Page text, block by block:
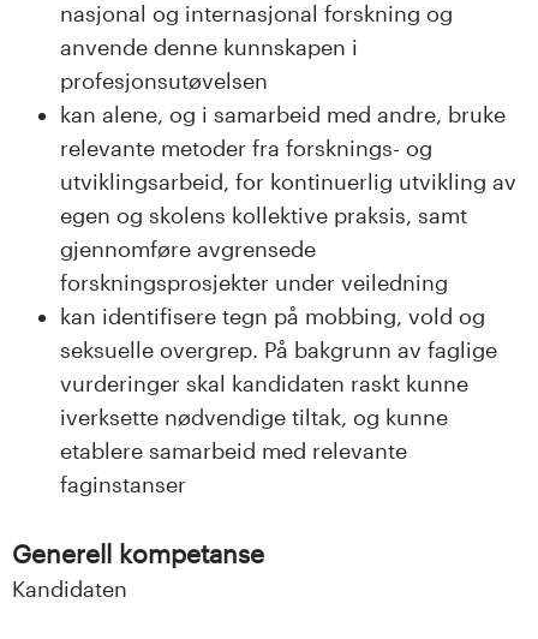
nasjonal og internasjonal forskning og
anvende denne kunnskapen i
profesjonsutøvelsen
kan alene, og i samarbeid med andre, bruke
relevante metoder fra forsknings- og
utviklingsarbeid, for kontinuerlig utvikling av
egen og skolens kollektive praksis, samt
gjennomføre avgrensede
forskningsprosjekter under veiledning
kan identifisere tegn på mobbing, vold og
seksuelle overgrep. På bakgrunn av faglige
vurderinger skal kandidaten raskt kunne
iverksette nødvendige tiltak, og kunne
etablere samarbeid med relevante
faginstanser
Generell kompetanse
Kandidaten